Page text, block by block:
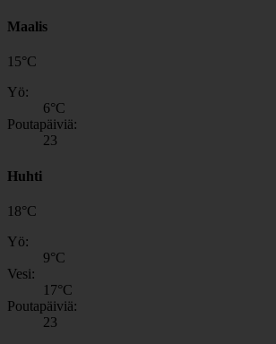
Maalis
15°C
Yö:
6°C
Poutapäiviä:
23
Huhti
18°C
Yö:
9°C
Vesi:
17°C
Poutapäiviä:
23